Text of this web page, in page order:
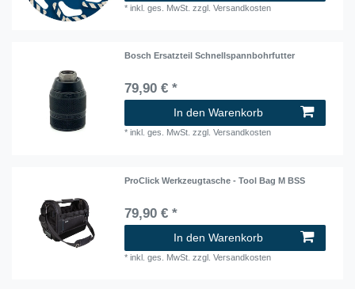
*inkl. ges. MwSt. zzgl.Versandkosten
Bosch Ersatzteil Schnellspannbohrfutter
79,90 € *
In den Warenkorb
*inkl. ges. MwSt. zzgl.Versandkosten
ProClick Werkzeugtasche - Tool Bag M BSS
79,90 € *
In den Warenkorb
*inkl. ges. MwSt. zzgl.Versandkosten